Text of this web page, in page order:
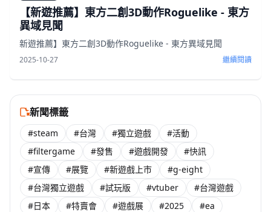
【新遊推薦】東方二創3D動作Roguelike - 東方
異域見聞
新遊推薦】東方二創3D動作Roguelike - 東方異域見聞
2025-10-27 繼續閱讀
新聞標籤
#steam #台灣 #獨立遊戲
#活動
#filtergame
#發售 #遊戲開發
#快訊
#宣傳
#展覽 #新遊戲上市
#g-eight
#台灣獨立遊戲
#試玩版 #vtuber
#台灣遊戲
#日本
#特賣會 #遊戲展 #2025
#ea